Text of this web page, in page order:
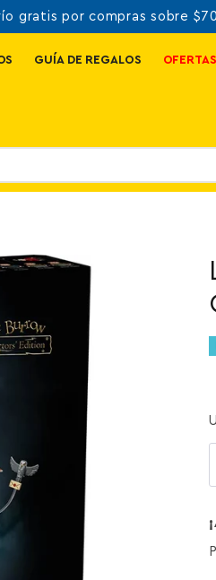
gratis por compras sobre
GUÍA DE REGALOS